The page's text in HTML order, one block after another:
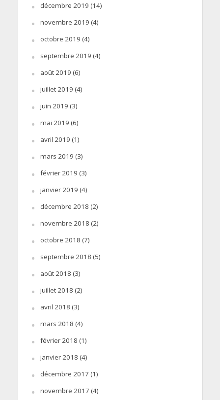
décembre 2019 (14)
novembre 2019 (4)
octobre 2019 (4)
septembre 2019 (4)
août 2019 (6)
juillet 2019 (4)
juin 2019 (3)
mai 2019 (6)
avril 2019 (1)
mars 2019 (3)
février 2019 (3)
janvier 2019 (4)
décembre 2018 (2)
novembre 2018 (2)
octobre 2018 (7)
septembre 2018 (5)
août 2018 (3)
juillet 2018 (2)
avril 2018 (3)
mars 2018 (4)
février 2018 (1)
janvier 2018 (4)
décembre 2017 (1)
novembre 2017 (4)